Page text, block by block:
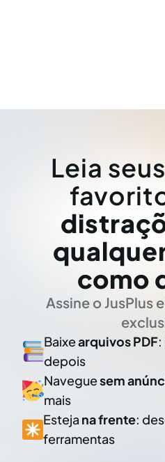
Leia
como
Assine o JusPlus
Baixearquivos PDF
depois
Naveguesem
mais
Esteja na frente:
ferramentas